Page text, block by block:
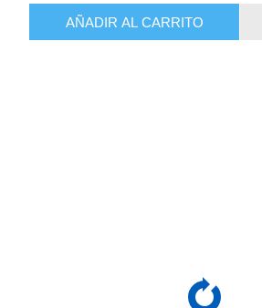
AÑADIR AL CARRITO